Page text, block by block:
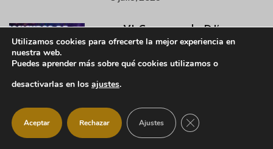
VI Concurso de DJ’s para
jóvenes de la Sierra Norte
8 julio, 2026
Agenda semanal del 7 al 12
de julio
7 julio, 2026
Utilizamos cookies para ofrecerte la mejor experiencia en
nuestra web.
Puedes aprender más sobre qué cookies utilizamos o
desactivarlas en los ajustes.
Aceptar Rechazar Ajustes CERRAR EL